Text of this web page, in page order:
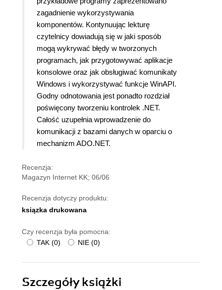
zagadnienie wykorzystywania
komponentów. Kontynuując lekturę
czytelnicy dowiadują się w jaki sposób
mogą wykrywać błędy w tworzonych
programach, jak przygotowywać aplikacje
konsolowe oraz jak obsługiwać komunikaty
Windows i wykorzystywać funkcje WinAPI.
Godny odnotowania jest ponadto rozdział
poświęcony tworzeniu kontrolek .NET.
Całość uzupełnia wprowadzenie do
komunikacji z bazami danych w oparciu o
mechanizm ADO.NET.
Recenzja:
Magazyn Internet KK; 06/06
Recenzja dotyczy produktu:
ksiązka drukowana
Czy recenzja była pomocna:
TAK (0) NIE (0)
Szczegółyksiążki